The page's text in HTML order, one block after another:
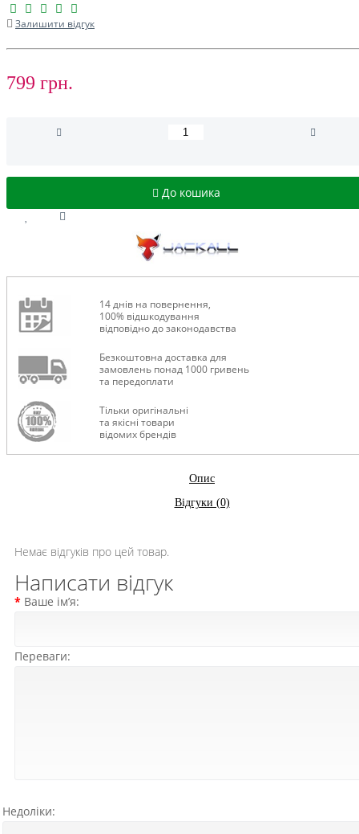
Залишити відгук
799 грн.
До кошика
14 днів на повернення,
100% відшкодування
відповідно до законодавства
Безкоштовна доставка для
замовлень понад 1000 гривень
та передоплати
Тільки оригінальні
та якісні товари
відомих брендів
Опис
Відгуки (0)
Немає відгуків про цей товар.
Написати відгук
Ваше ім’я:
Переваги:
Недоліки: